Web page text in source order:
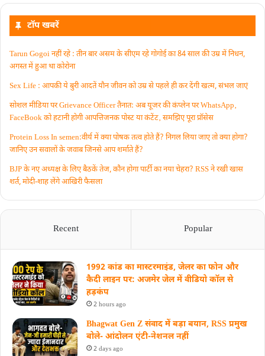
टॉप खबरें
Tarun Gogoi नहीं रहे : तीन बार असम के सीएम रहे गोगोई का 84 साल की उम्र में निधन,
अगस्त में हुआ था कोरोना
Sex Life : आपकी ये बुरी आदतें याैन जीवन को उम्र से पहले ही कर देंगी खत्म, संभल जाएं
सोशल मीडिया पर Grievance Officer तैनात: अब यूजर की कंप्लेन पर WhatsApp‚
FaceBook को हटानी होगी आपत्तिजनक पोस्ट या कंटेंट‚ समझिए पूरा प्रॉसेस
Protein Loss In semen:वीर्य में क्या पोषक तत्व होते हैं? निगल लिया जाए तो क्या होगा?
जानिए उन सवालों के जवाब जिनसे आप शर्माते हैं?
BJP के नए अध्यक्ष के लिए बैठकें तेज, कौन होगा पार्टी का नया चेहरा? RSS ने रखी खास
शर्त, मोदी-शाह लेंगे आखिरी फैसला
Recent Popular
1992 कांड का मास्टरमाइंड, जेलर का फोन और
कैदी लाइन पर: अजमेर जेल में वीडियो कॉल से
हड़कंप
2 hours ago
Bhagwat Gen Z संवाद में बड़ा बयान, RSS प्रमुख
बोले- आंदोलन एंटी-नेशनल नहीं
2 days ago